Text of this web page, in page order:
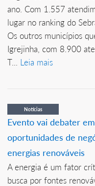
ano. Com 1.557
lugar no ranking do
Os outros municípios
Igrejinha, com 8.900
T... Leia mais
Notícias
Evento vai debater
oportunidades de
energias renováveis
A energia é um fator
busca por fontes